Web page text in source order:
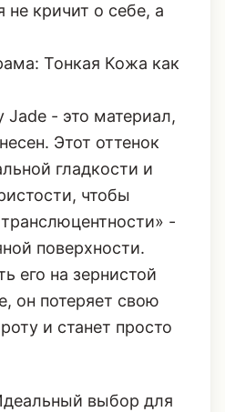
не кричит о себе, а
Тонкая Кожа как
Jade - это материал,
Этот оттенок
гладкости и
чтобы
-
поверхности.
его на зернистой
он потеряет свою
и станет просто
выбор для